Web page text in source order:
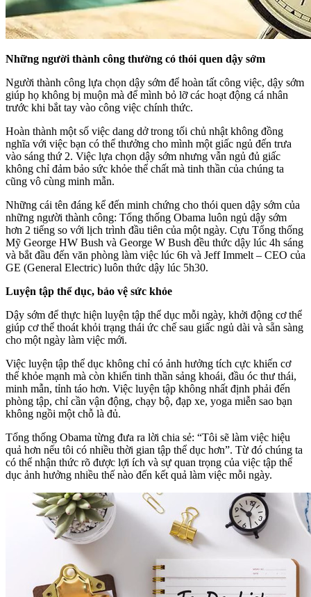
Những người thành công thường có thói quen dậy sớm
Người thành công lựa chọn dậy sớm để hoàn tất công việc, dậy sớm
giúp họ không bị muộn mà để mình bỏ lỡ các hoạt động cá nhân
trước khi bắt tay vào công việc chính thức.
Hoàn thành một số việc dang dở trong tối chủ nhật không đồng
nghĩa với việc bạn có thể thưởng cho mình một giấc ngủ đến trưa
vào sáng thứ 2. Việc lựa chọn dậy sớm nhưng vẫn ngủ đủ giấc
không chỉ đảm bảo sức khỏe thể chất mà tinh thần của chúng ta
cũng vô cùng minh mẫn.
Những cái tên đáng kể đến minh chứng cho thói quen dậy sớm của
những người thành công: Tổng thống Obama luôn ngủ dậy sớm
hơn 2 tiếng so với lịch trình đầu tiên của một ngày. Cựu Tổng thống
Mỹ George HW Bush và George W Bush đều thức dậy lúc 4h sáng
và bắt đầu đến văn phòng làm việc lúc 6h và Jeff Immelt – CEO của
GE (General Electric) luôn thức dậy lúc 5h30.
Luyện tập thể dục, bảo vệ sức khỏe
Dậy sớm để thực hiện luyện tập thể dục mỗi ngày, khởi động cơ thể
giúp cơ thể thoát khỏi trạng thái ức chế sau giấc ngủ dài và sẵn sàng
cho một ngày làm việc mới.
Việc luyện tập thể dục không chỉ có ảnh hưởng tích cực khiến cơ
thể khỏe mạnh mà còn khiến tinh thần sảng khoái, đầu óc thư thái,
minh mẫn, tỉnh táo hơn. Việc luyện tập không nhất định phải đến
phòng tập, chỉ cần vận động, chạy bộ, đạp xe, yoga miễn sao bạn
không ngồi một chỗ là đủ.
Tổng thống Obama từng đưa ra lời chia sẻ: “Tôi sẽ làm việc hiệu
quả hơn nếu tôi có nhiều thời gian tập thể dục hơn”. Từ đó chúng ta
có thể nhận thức rõ được lợi ích và sự quan trọng của việc tập thể
dục ảnh hưởng nhiều thế nào đến kết quả làm việc mỗi ngày.